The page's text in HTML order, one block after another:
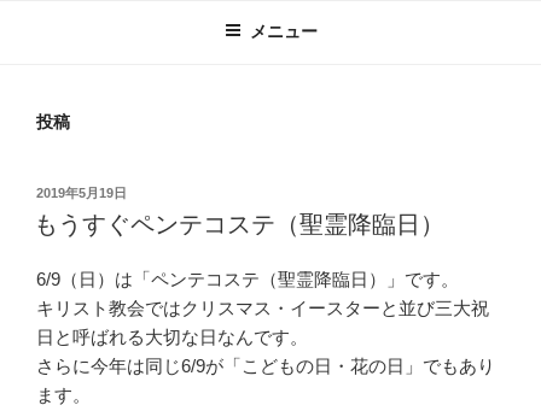
メニュー
投稿
投
稿
日:
2019年5月19日
もうすぐペンテコステ（聖霊降臨日）
6/9（日）は「ペンテコステ（聖霊降臨日）」です。
キリスト教会ではクリスマス・イースターと並び三大祝
日と呼ばれる大切な日なんです。
さらに今年は同じ6/9が「こどもの日・花の日」でもあり
ます。